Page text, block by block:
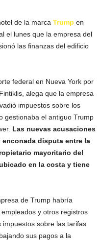
de la marca Trump en
el lunes que la empresa del
las finanzas del edificio
federal en Nueva York por
alega que la empresa
impuestos sobre los
gestionaba el antiguo Trump
Las nuevas acusaciones
disputa entre la
mayoritario del
en la costa y tiene
de Trump habría
y otros registros
sobre las tarifas
sus pagos a la